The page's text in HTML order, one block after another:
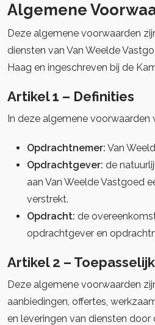
Algemene
Deze algemene voorwaarden
diensten van Van Weelde
Haag en ingeschreven bij de
Artikel 1 – Definities
In deze algemene voorwaarden
Opdrachtnemer: Van
Opdrachtgever: de
aan Van Weelde Vastgoed
verstrekt.
Opdracht: de
opdrachtgever en
Artikel 2 –
Deze algemene voorwaarden
aanbiedingen, offertes,
en leveringen van diensten door